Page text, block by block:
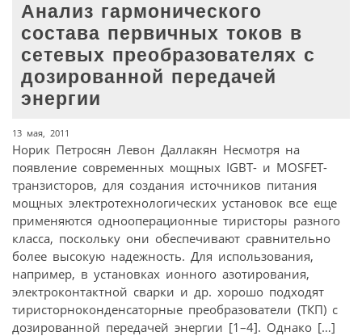
Анализ гармонического
состава первичных токов в
сетевых преобразователях с
дозированной передачей
энергии
13 мая, 2011
Норик Петросян Левон Даллакян Несмотря на
появление современных мощных IGBT- и MOSFET-
транзисторов, для создания источников питания
мощных электротехнологических установок все еще
применяются однооперационные тиристоры разного
класса, поскольку они обеспечивают сравнительно
более высокую надежность. Для использования,
например, в установках ионного азотирования,
электроконтактной сварки и др. хорошо подходят
тиристорноконденсаторные преобразователи (ТКП) с
дозированной передачей энергии [1–4]. Однако […]